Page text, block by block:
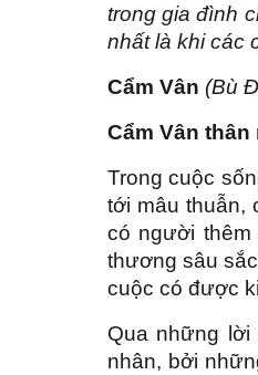
trong gia đình
nhất là khi các
Cẩm Vân (Bù
Cẩm Vân thân
Trong cuộc
tới mâu thuẫn,
có người
thương sâu
cuộc có được
Qua những lời
nhân, bởi